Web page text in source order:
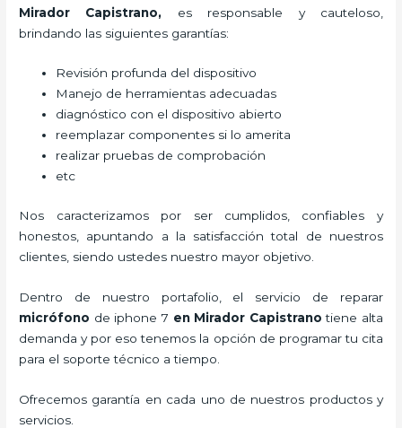
Mirador Capistrano, es responsable y cauteloso,
brindando las siguientes garantías:
Revisión profunda del dispositivo
Manejo de herramientas adecuadas
diagnóstico con el dispositivo abierto
reemplazar componentes si lo amerita
realizar pruebas de comprobación
etc
Nos caracterizamos por ser cumplidos, confiables y
honestos, apuntando a la satisfacción total de nuestros
clientes, siendo ustedes nuestro mayor objetivo.
Dentro de nuestro portafolio, el servicio de reparar
micrófono de iphone 7 en Mirador Capistrano tiene alta
demanda y por eso tenemos la opción de programar tu cita
para el soporte técnico a tiempo.
Ofrecemos garantía en cada uno de nuestros productos y
servicios.